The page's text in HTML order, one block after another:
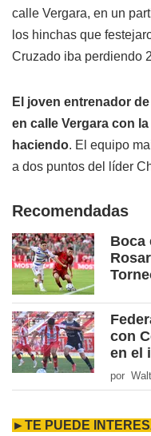
calle Vergara, en un
los hinchas que
Cruzado iba perdiendo
El joven entrenador
en calle Vergara con
haciendo. El equipo
a dos puntos del líder
Recomendadas
Boca
con
en el
por
►TE PUEDE